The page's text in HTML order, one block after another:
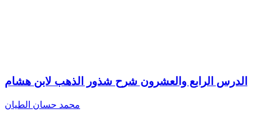
الدرس الرابع والعشرون شرح شذور الذهب لابن هشام
محمد حسان الطيان